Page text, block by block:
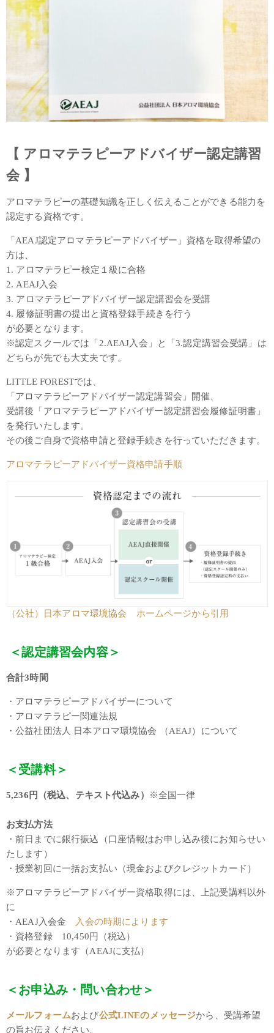
【 アロマテラピーアドバイザー認定講習
会 】
アロマテラピーの基礎知識を正しく伝えることができる能力を
認定する資格です。
「AEAJ認定アロマテラピーアドバイザー」資格を取得希望の
方は、
1. アロマテラピー検定１級に合格
2. AEAJ入会
3. アロマテラピーアドバイザー認定講習会を受講
4. 履修証明書の提出と資格登録手続きを行う
が必要となります。
※認定スクールでは「2.AEAJ入会」と「3.認定講習会受講」は
どちらが先でも大丈夫です。
LITTLE FORESTでは、
「アロマテラピーアドバイザー認定講習会」開催、
受講後「アロマテラピーアドバイザー認定講習会履修証明書」
を発行いたします。
その後ご自身で資格申請と登録手続きを行っていただきます。
アロマテラピーアドバイザー資格申請手順
（公社）日本アロマ環境協会 ホームページから引用
＜認定講習会内容＞
合計3時間
・アロマテラピーアドバイザーについて
・アロマテラピー関連法規
・公益社団法人 日本アロマ環境協会 （AEAJ）について
＜受講料＞
5,236円（税込、テキスト代込み） ※全国一律
お支払方法
・前日までに銀行振込（口座情報はお申し込み後にお知らせい
たします）
・授業初回に一括お支払い（現金およびクレジットカード）
※アロマテラピーアドバイザー資格取得には、上記受講料以外
に
・AEAJ入会金
入会の時期によります
・資格登録 10,450円（税込）
が必要となります（AEAJに支払）
＜お申込み・問い合わせ＞
メールフォームおよび公式LINEのメッセージから、受講希望
の旨お伝えください。